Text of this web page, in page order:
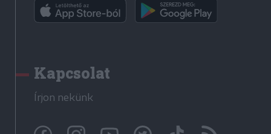
Kapcsolat
Írjon nekünk